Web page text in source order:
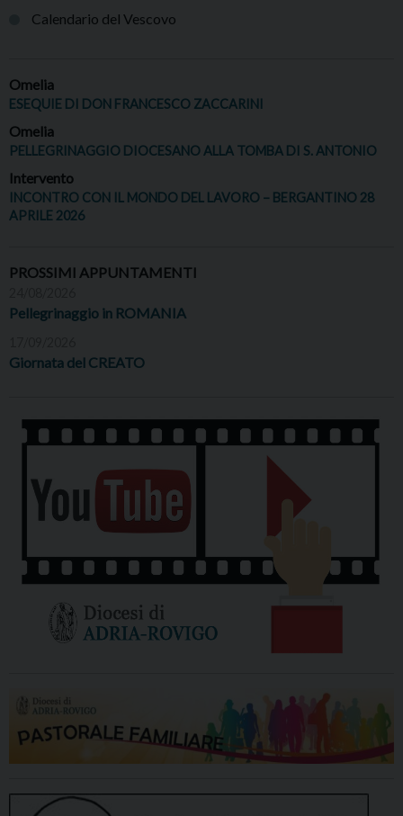
Calendario del Vescovo
Omelia
ESEQUIE DI DON FRANCESCO ZACCARINI
Omelia
PELLEGRINAGGIO DIOCESANO ALLA TOMBA DI S. ANTONIO
Intervento
INCONTRO CON IL MONDO DEL LAVORO – BERGANTINO 28
APRILE 2026
PROSSIMI APPUNTAMENTI
Pellegrinaggio in ROMANIA
Giornata del CREATO